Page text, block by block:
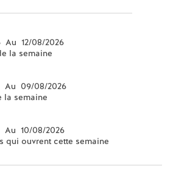
Au 12/08/2026
la semaine
Au 09/08/2026
la semaine
Au 10/08/2026
qui ouvrent cette semaine